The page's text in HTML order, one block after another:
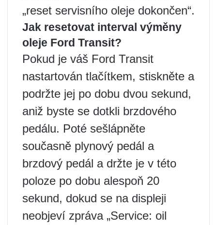
„reset servisního oleje dokončen“.
Jak resetovat interval výměny
oleje Ford Transit?
Pokud je váš Ford Transit
nastartován tlačítkem, stiskněte a
podržte jej po dobu dvou sekund,
aniž byste se dotkli brzdového
pedálu. Poté sešlápněte
současně plynový pedál a
brzdový pedál a držte je v této
poloze po dobu alespoň 20
sekund, dokud se na displeji
neobjeví zpráva „Service: oil